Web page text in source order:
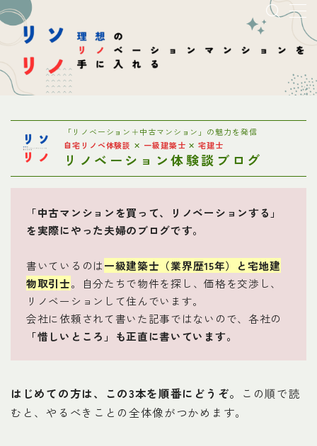
MENU
トップページ
初心者・基本説明
リノベ会社選び
物件探し
費用
理想のプランへ
お問い合わせ
「リノベーション＋中古マンション」の魅力を発信
自宅リノベ体験談 ✕ 一級建築士 ✕宅建士
リノベーション体験談ブログ
「中古マンションを買って、リノベーションする」
を実際にやった夫婦のブログです。
書いているのは一級建築士（業界歴15年）と宅地建
物取引士。自分たちで物件を探し、価格を交渉し、
リノベーションして住んでいます。
会社に依頼されて書いた記事ではないので、各社の
「惜しいところ」も正直に書いています。
はじめての方は、この3本を順番にどうぞ。
この順で読
むと、やるべきことの全体像がつかめます。